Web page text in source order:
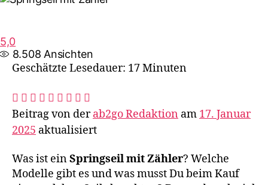
5,0
8.508 Ansichten
Geschätzte Lesedauer: 17 Minuten
Beitrag von derab2go Redaktion am 17. Januar
2025 aktualisiert
Was ist einSpringseil mit Zähler? Welche
Modelle gibt es und was musst Du beim Kauf